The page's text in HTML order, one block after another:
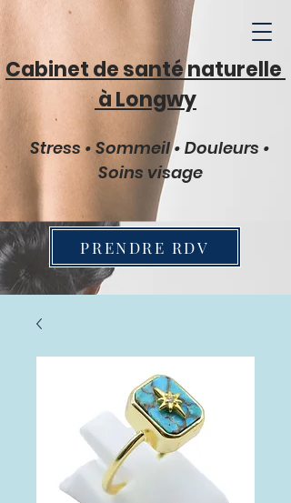
Cabinet de santé naturelle
à Longwy
Stress • Sommeil • Douleurs •
Soins visage
PRENDRE RDV